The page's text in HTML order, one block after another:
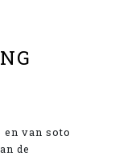
en van soto
de